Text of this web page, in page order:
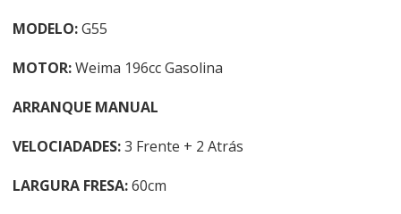
MODELO:G55
MOTOR:Weima 196cc Gasolina
ARRANQUE MANUAL
VELOCIADADES:3 Frente + 2 Atrás
LARGURA FRESA:60cm